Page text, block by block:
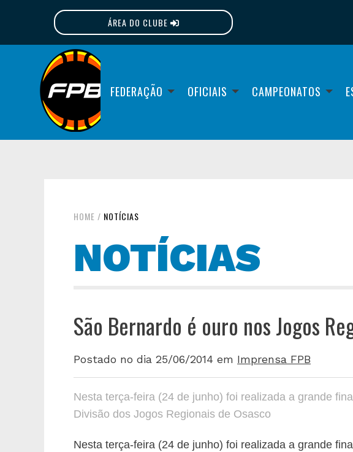
ÁREA DO CLUBE
FEDERAÇÃO OFICIAIS CAMPEONATOS
HOME / NOTÍCIAS
NOTÍCIAS
São Bernardo é ouro nos Jogos
Postado no dia 25/06/2014 em Imprensa FPB
Nesta terça-feira (24 de junho) foi realizada a grande
Divisão dos Jogos Regionais de Osasco
Nesta terça-feira (24 de junho) foi realizada a grande